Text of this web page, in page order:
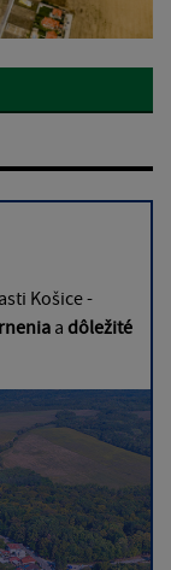
Košice -
a dôležité